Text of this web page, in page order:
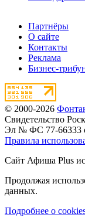
Партнёры
О сайте
Контакты
Реклама
Бизнес-
© 2000-2026
Свидетельство
Эл № ФС 77-66333
Правила
Сайт Афиша Plus
Продолжая
данных.
Подробнее о